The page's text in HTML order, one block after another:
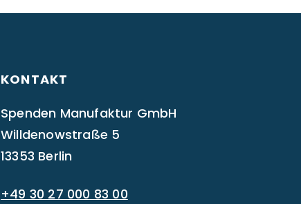
KONTAKT
Spenden Manufaktur GmbH
Willdenowstraße 5
13353 Berlin
+49 30 27 000 83 00